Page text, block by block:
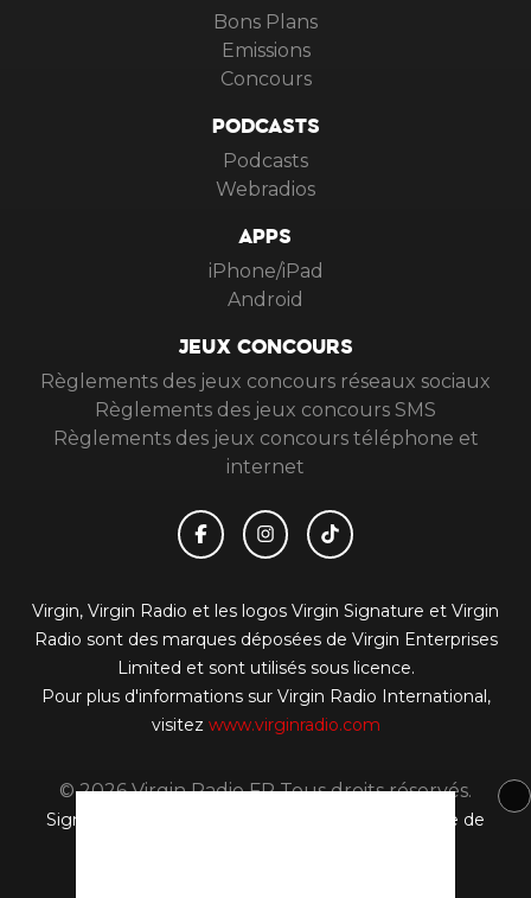
Bons Plans
Emissions
Concours
PODCASTS
Podcasts
Webradios
APPS
iPhone/iPad
Android
JEUX CONCOURS
Règlements des jeux concours réseaux sociaux
Règlements des jeux concours SMS
Règlements des jeux concours téléphone et
internet
Virgin, Virgin Radio et les logos Virgin Signature et Virgin
Radio sont des marques déposées de Virgin Enterprises
Limited et sont utilisés sous licence.
Pour plus d'informations sur Virgin Radio International,
visitez www.virginradio.com
© 2026 Virgin Radio FR Tous droits réservés.
Signaler un contenu
Politique de